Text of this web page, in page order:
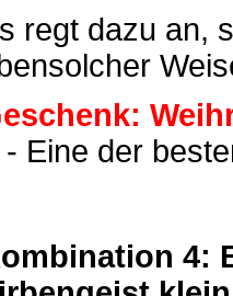
regt dazu an,
- Eine der
4: